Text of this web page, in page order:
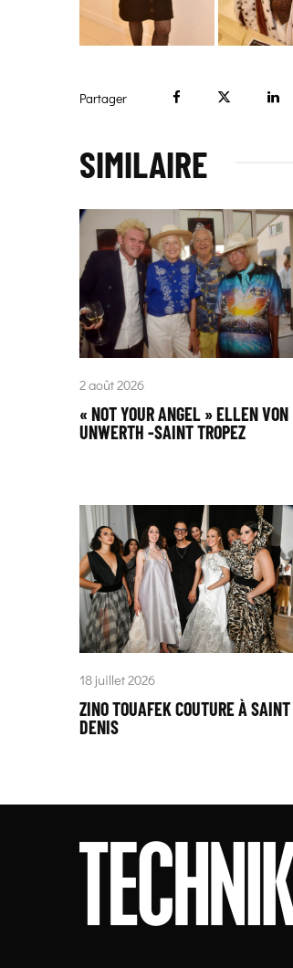
Partager
SIMILAIRE
2 août 2026
« NOT YOUR ANGEL » ELLEN VON
UNWERTH -SAINT TROPEZ
18 juillet 2026
ZINO TOUAFEK COUTURE À SAINT
DENIS